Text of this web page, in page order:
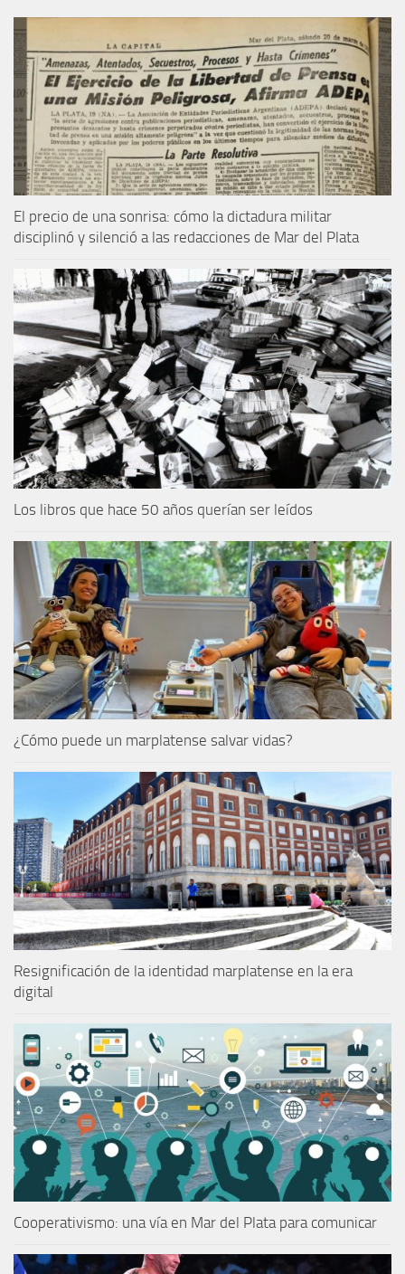
El precio de una sonrisa: cómo la dictadura militar
disciplinó y silenció a las redacciones de Mar del Plata
Los libros que hace 50 años querían ser leídos
¿Cómo puede un marplatense salvar vidas?
Resignificación de la identidad marplatense en la era
digital
Cooperativismo: una vía en Mar del Plata para comunicar